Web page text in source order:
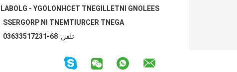
SEELONG INTELLIGENT TECHNOLOGY - GLOBAL
AGENT RECRUITMENT IN PROGRESS
تلفن: 86-13271533630